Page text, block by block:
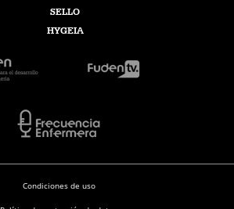
SELLO
HYGEIA
Condiciones de uso